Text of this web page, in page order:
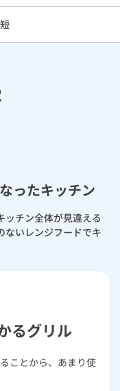
ったキッチン
ッチン全体が見違える
ないレンジフードでキ
るグリル
ことから、あまり使